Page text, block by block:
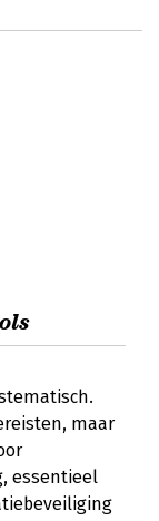
maar
essentieel